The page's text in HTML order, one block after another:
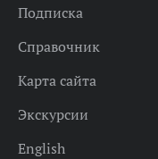
Подписка
Справочник
Карта сайта
Экскурсии
English